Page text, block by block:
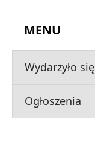
MENU
Wydarzyło się
Ogłoszenia